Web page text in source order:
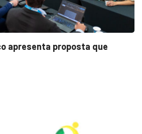
apresenta proposta que